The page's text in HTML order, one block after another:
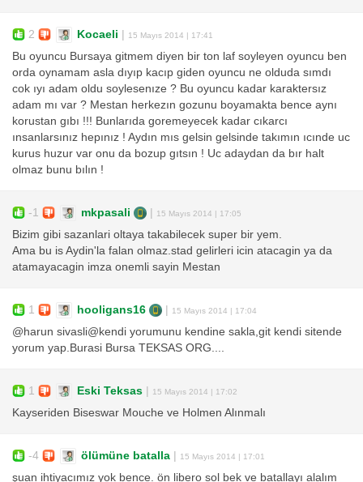
2 Kocaeli | 15 Mayıs 2014 | 17:41
Bu oyuncu Bursaya gitmem diyen bir ton laf soyleyen oyuncu ben
orda oynamam asla dıyıp kacıp giden oyuncu ne olduda sımdı
cok ıyı adam oldu soylesenıze ? Bu oyuncu kadar karaktersız
adam mı var ? Mestan herkezın gozunu boyamakta bence aynı
korustan gıbı !!! Bunlarıda goremeyecek kadar cıkarcı
ınsanlarsınız hepınız ! Aydın mıs gelsin gelsinde takımın ıcınde uc
kurus huzur var onu da bozup gıtsın ! Uc adaydan da bır halt
olmaz bunu bılın !
-1 mkpasali | 15 Mayıs 2014 | 17:05
Bizim gibi sazanlari oltaya takabilecek super bir yem.
Ama bu is Aydin'la falan olmaz.stad gelirleri icin atacagin ya da
atamayacagin imza onemli sayin Mestan
1 hooligans16 | 15 Mayıs 2014 | 17:04
@harun sivasli@kendi yorumunu kendine sakla,git kendi sitende
yorum yap.Burasi Bursa TEKSAS ORG....
1 Eski Teksas | 15 Mayıs 2014 | 17:02
Kayseriden Biseswar Mouche ve Holmen Alınmalı
-4 ölümüne batalla | 15 Mayıs 2014 | 17:01
şuan ihtiyacımız yok bence. ön libero sol bek ve batallayı alalım